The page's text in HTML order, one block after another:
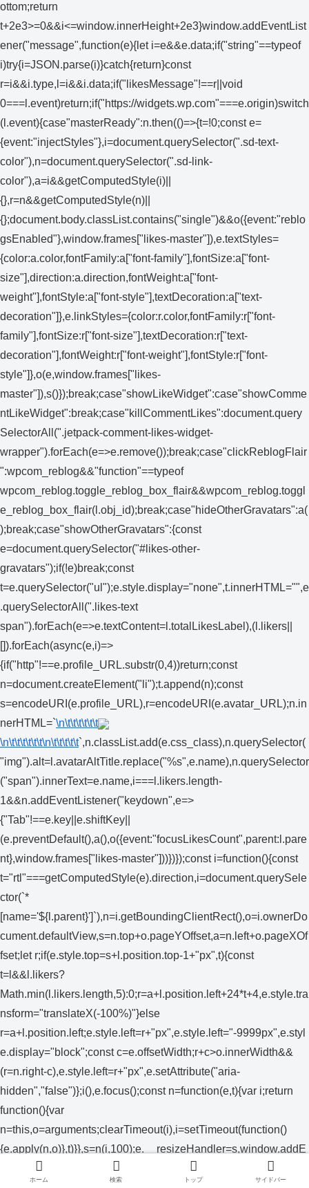
ホーム 検索 トップ サイドバー
ottom;return
t+2e3>=0&&i<=window.innerHeight+2e3}window.addEventList
ener("message",function(e){let i=e&&e.data;if("string"==typeof
i)try{i=JSON.parse(i)}catch{return}const
r=i&&i.type,l=i&&i.data;if("likesMessage"!==r||void
0===l.event)return;if("https://widgets.wp.com"===e.origin)switch
(l.event){case"masterReady":n.then(()=>{t=!0;const e=
{event:"injectStyles"},i=document.querySelector(".sd-text-
color"),n=document.querySelector(".sd-link-
color"),a=i&&getComputedStyle(i)||
{},r=n&&getComputedStyle(n)||
{};document.body.classList.contains("single")&&o({event:"reblo
gsEnabled"},window.frames["likes-master"]),e.textStyles=
{color:a.color,fontFamily:a["font-family"],fontSize:a["font-
size"],direction:a.direction,fontWeight:a["font-
weight"],fontStyle:a["font-style"],textDecoration:a["text-
decoration"]},e.linkStyles={color:r.color,fontFamily:r["font-
family"],fontSize:r["font-size"],textDecoration:r["text-
decoration"],fontWeight:r["font-weight"],fontStyle:r["font-
style"]},o(e,window.frames["likes-
master"]),s()});break;case"showLikeWidget":case"showComme
ntLikeWidget":break;case"killCommentLikes":document.query
SelectorAll(".jetpack-comment-likes-widget-
wrapper").forEach(e=>e.remove());break;case"clickReblogFlair
":wpcom_reblog&&"function"==typeof
wpcom_reblog.toggle_reblog_box_flair&&wpcom_reblog.toggl
e_reblog_box_flair(l.obj_id);break;case"hideOtherGravatars":a(
);break;case"showOtherGravatars":{const
e=document.querySelector("#likes-other-
gravatars");if(!e)break;const
t=e.querySelector("ul");e.style.display="none",t.innerHTML="",e
.querySelectorAll(".likes-text
span").forEach(e=>e.textContent=l.totalLikesLabel),(l.likers||
[]).forEach(async(e,i)=>
{if("http"!==e.profile_URL.substr(0,4))return;const
n=document.createElement("li");t.append(n);const
s=encodeURI(e.profile_URL),r=encodeURI(e.avatar_URL);n.in
nerHTML=`\n\t\t\t\t\t\t
\n\t\t\t\t\t\t\n\t\t\t\t\t`,n.classList.add(e.css_class),n.querySelector(
"img").alt=l.avatarAltTitle.replace("%s",e.name),n.querySelector
("span").innerText=e.name,i===l.likers.length-
1&&n.addEventListener("keydown",e=>
{"Tab"!==e.key||e.shiftKey||
(e.preventDefault(),a(),o({event:"focusLikesCount",parent:l.pare
nt},window.frames["likes-master"]))})});const i=function(){const
t="rtl"===getComputedStyle(e).direction,i=document.querySele
ctor(`*
[name='${l.parent}']`),n=i.getBoundingClientRect(),o=i.ownerDo
cument.defaultView,s=n.top+o.pageYOffset,a=n.left+o.pageXOf
fset;let r;if(e.style.top=s+l.position.top-1+"px",t){const
t=l&&l.likers?
Math.min(l.likers.length,5):0;r=a+l.position.left+24*t+4,e.style.tra
nsform="translateX(-100%)"}else
r=a+l.position.left;e.style.left=r+"px",e.style.left="-9999px",e.styl
e.display="block";const c=e.offsetWidth;r+c>o.innerWidth&&
(r=n.right-c),e.style.left=r+"px",e.setAttribute("aria-
hidden","false")};i(),e.focus();const n=function(e,t){var i;return
function(){var
n=this,o=arguments;clearTimeout(i),i=setTimeout(function()
{e.apply(n,o)},t)}},s=n(i,100);e.__resizeHandler=s,window.addE
ventListener("resize",s),e.focus()}}}),document.addEventListene